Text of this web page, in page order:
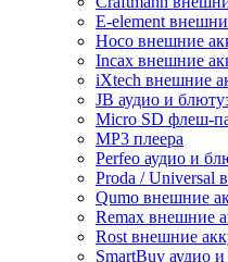
E-element
Hoco внешние
Incax внешние
iXtech внешние
JB аудио и
Micro SD флеш-
MP3 плеера
Perfeo аудио и
Proda / Universal
Qumo внешние
Remax внешние
Rost внешние
SmartBuy аудио